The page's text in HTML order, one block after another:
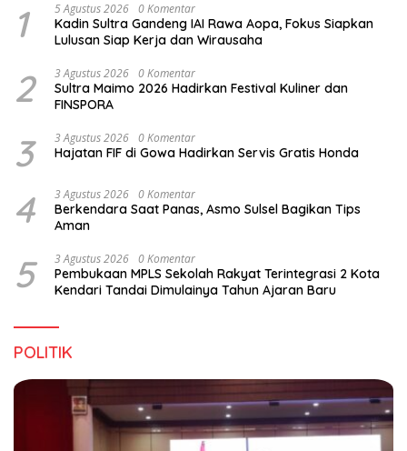
1 5 Agustus 2026 0 Komentar
Kadin Sultra Gandeng IAI Rawa Aopa, Fokus Siapkan
Lulusan Siap Kerja dan Wirausaha
2 3 Agustus 2026 0 Komentar
Sultra Maimo 2026 Hadirkan Festival Kuliner dan
FINSPORA
3 3 Agustus 2026 0 Komentar
Hajatan FIF di Gowa Hadirkan Servis Gratis Honda
4 3 Agustus 2026 0 Komentar
Berkendara Saat Panas, Asmo Sulsel Bagikan Tips
Aman
5 3 Agustus 2026 0 Komentar
Pembukaan MPLS Sekolah Rakyat Terintegrasi 2 Kota
Kendari Tandai Dimulainya Tahun Ajaran Baru
POLITIK